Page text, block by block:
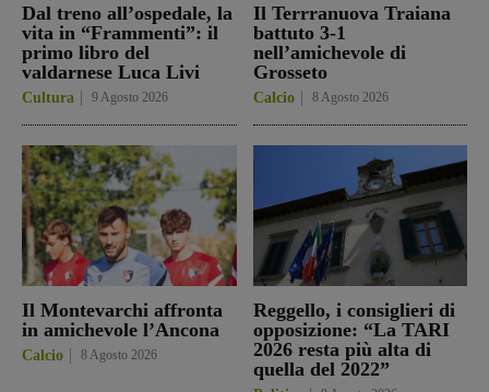
Dal treno all’ospedale, la
vita in “Frammenti”: il
primo libro del
valdarnese Luca Livi
Cultura 9 Agosto 2026
Il Terrranuova Traiana
battuto 3-1
nell’amichevole di
Grosseto
Calcio 8 Agosto 2026
Il Montevarchi affronta
in amichevole l’Ancona
Calcio 8 Agosto 2026
Reggello, i consiglieri di
opposizione: “La TARI
2026 resta più alta di
quella del 2022”